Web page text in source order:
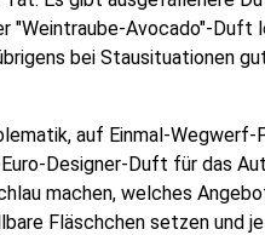
"Weintraube-Avocado"-Duft
bei Stausituationen
auf Einmal-
Designer-Duft für das
machen, welches
Fläschchen setzen und